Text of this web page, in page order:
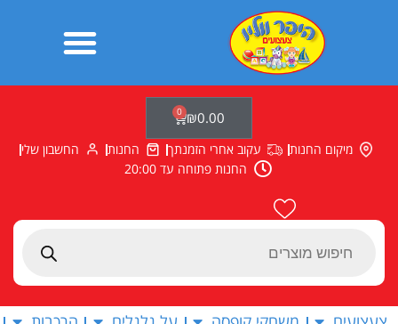
Products
₪0.00
0
עגלת
קניות
מיקום החנות עקוב אחרי הזמנתך החנות
החשבון שלי
החנות פתוחה עד 20:00